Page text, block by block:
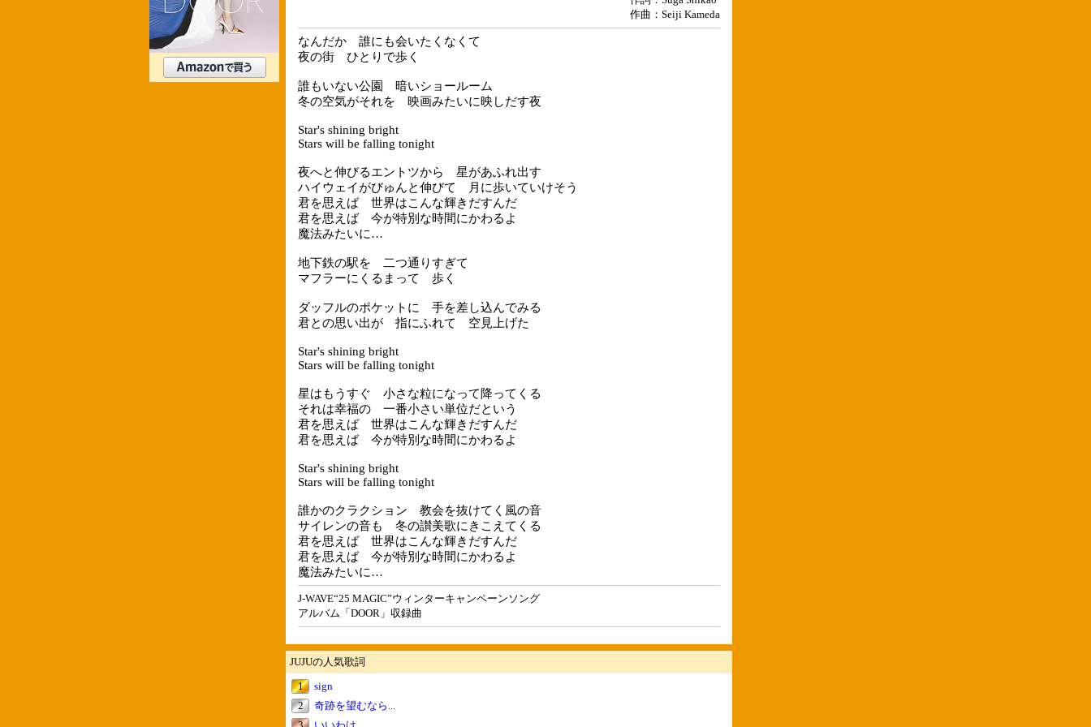
作曲：Seiji Kameda
なんだか 誰にも会いたくなくて
夜の街 ひとりで歩く
誰もいない公園 暗いショールーム
冬の空気がそれを 映画みたいに映しだす夜
Star's shining bright
Stars will be falling tonight
夜へと伸びるエントツから 星があふれ出す
ハイウェイがびゅんと伸びて 月に歩いていけそう
君を思えば 世界はこんな輝きだすんだ
君を思えば 今が特別な時間にかわるよ
魔法みたいに…
地下鉄の駅を 二つ通りすぎて
マフラーにくるまって 歩く
ダッフルのポケットに 手を差し込んでみる
君との思い出が 指にふれて 空見上げた
Star's shining bright
Stars will be falling tonight
星はもうすぐ 小さな粒になって降ってくる
それは幸福の 一番小さい単位だという
君を思えば 世界はこんな輝きだすんだ
君を思えば 今が特別な時間にかわるよ
Star's shining bright
Stars will be falling tonight
誰かのクラクション 教会を抜けてく風の音
サイレンの音も 冬の讃美歌にきこえてくる
君を思えば 世界はこんな輝きだすんだ
君を思えば 今が特別な時間にかわるよ
魔法みたいに…
J-WAVE“25 MAGIC”ウィンターキャンペーンソング
アルバム「DOOR」収録曲
JUJUの人気歌詞
1
sign
2
奇跡を望むなら...